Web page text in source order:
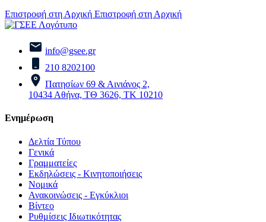
Επιστροφή στη Αρχική Επιστροφή στη Αρχική
info@gsee.gr
210 8202100
Πατησίων 69 & Αινιάνος 2,
10434 Αθήνα, ΤΘ 3626, ΤΚ 10210
Ενημέρωση
Δελτία Τύπου
Γενικά
Γραμματείες
Εκδηλώσεις - Κινητοποιήσεις
Νομικά
Ανακοινώσεις - Εγκύκλιοι
Βίντεο
Ρυθμίσεις Ιδιωτικότητας